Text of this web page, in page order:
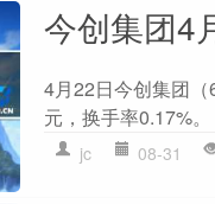
今创集团4
4月22日今创集团
元，换手率0.17%
jc 08-31